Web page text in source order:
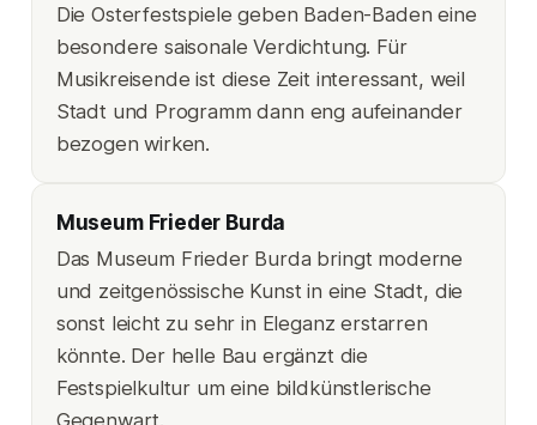
Die Osterfestspiele geben Baden-Baden eine
besondere saisonale Verdichtung. Für
Musikreisende ist diese Zeit interessant, weil
Stadt und Programm dann eng aufeinander
bezogen wirken.
Museum Frieder Burda
Das Museum Frieder Burda bringt moderne
und zeitgenössische Kunst in eine Stadt, die
sonst leicht zu sehr in Eleganz erstarren
könnte. Der helle Bau ergänzt die
Festspielkultur um eine bildkünstlerische